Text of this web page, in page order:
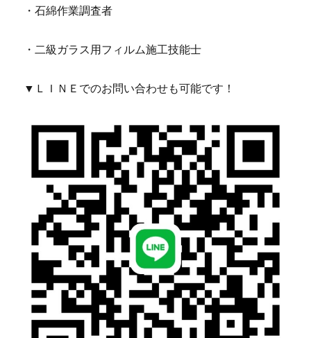
・石綿作業調査者
・二級ガラス用フィルム施工技能士
▼ＬＩＮＥでのお問い合わせも可能です！